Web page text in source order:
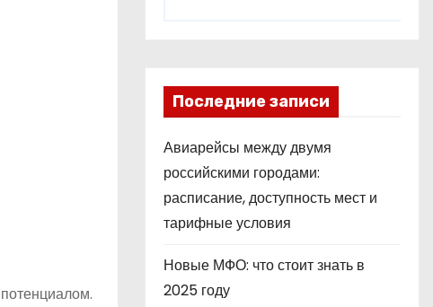
Последние записи
Авиарейсы между двумя
российскими городами:
расписание, доступность мест и
тарифные условия
Новые МФО: что стоит знать в
2025 году